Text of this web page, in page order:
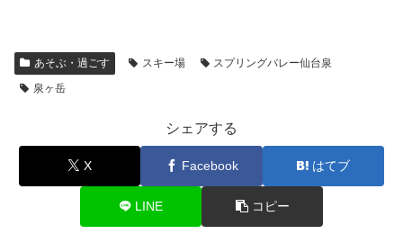
あそぶ・過ごす スキー場
スプリングバレー仙台泉
泉ヶ岳
シェアする
X Facebook はてブ
LINE コピー